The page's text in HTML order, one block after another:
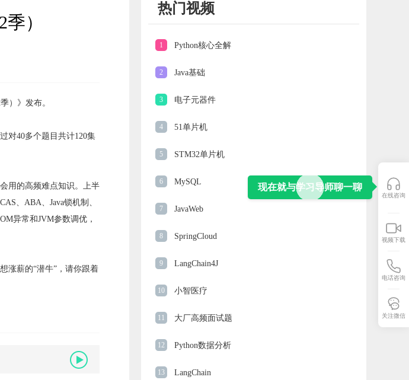
）
）》发布。
对40多个题目共计120集
用的高频难点知识。上半
、ABA、Java锁机制、
异常和JVM参数调优，
涨薪的“潜牛”，请你跟着
热门视频
1 Python核心全解
2 Java基础
3 电子元器件
4 51单片机
5 STM32单片机
6 MySQL
7 JavaWeb
8 SpringCloud
9 LangChain4J
10 小智医疗
11 大厂高频面试题
12 Python数据分析
13 LangChain
在线咨询
现在就与学习导师聊一聊
视频下载
电话咨询
关注微信